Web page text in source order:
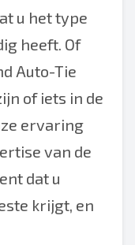
u het type
heeft. Of
Auto-Tie
of iets in de
ervaring
van de
dat u
krijgt, en